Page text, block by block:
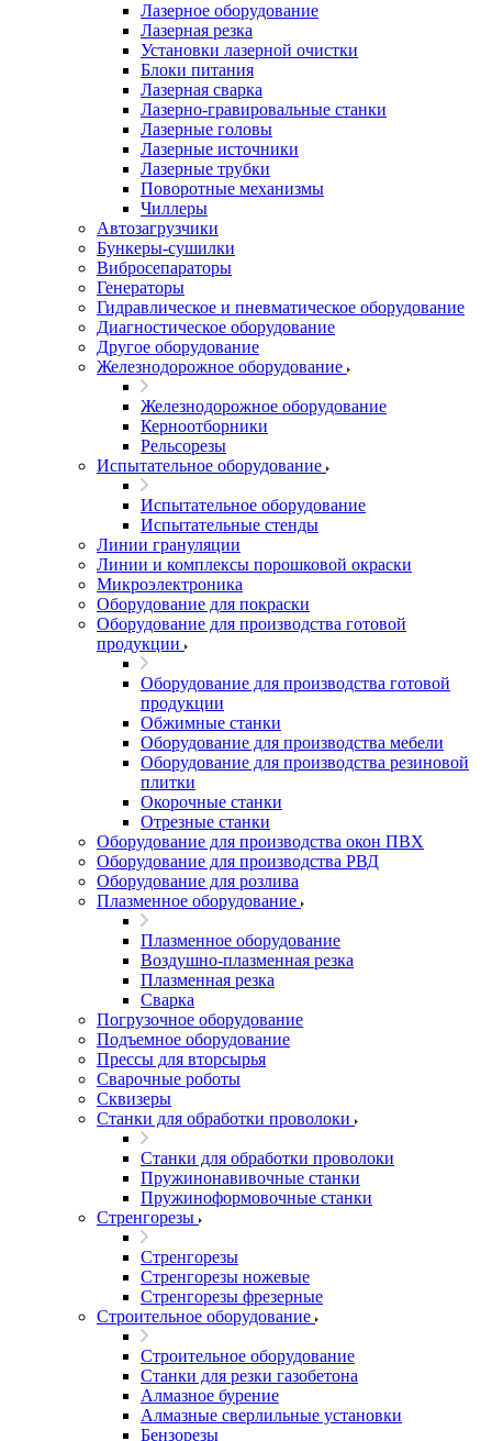
Лазерное оборудование
Лазерная резка
Установки лазерной очистки
Блоки питания
Лазерная сварка
Лазерно-гравировальные станки
Лазерные головы
Лазерные источники
Лазерные трубки
Поворотные механизмы
Чиллеры
Автозагрузчики
Бункеры-сушилки
Вибросепараторы
Генераторы
Гидравлическое и пневматическое оборудование
Диагностическое оборудование
Другое оборудование
Железнодорожное оборудование
Железнодорожное оборудование
Керноотборники
Рельсорезы
Испытательное оборудование
Испытательное оборудование
Испытательные стенды
Линии грануляции
Линии и комплексы порошковой окраски
Микроэлектроника
Оборудование для покраски
Оборудование для производства готовой
продукции
Оборудование для производства готовой
продукции
Обжимные станки
Оборудование для производства мебели
Оборудование для производства резиновой
плитки
Окорочные станки
Отрезные станки
Оборудование для производства окон ПВХ
Оборудование для производства РВД
Оборудование для розлива
Плазменное оборудование
Плазменное оборудование
Воздушно-плазменная резка
Плазменная резка
Сварка
Погрузочное оборудование
Подъемное оборудование
Прессы для вторсырья
Сварочные роботы
Сквизеры
Станки для обработки проволоки
Станки для обработки проволоки
Пружинонавивочные станки
Пружиноформовочные станки
Стренгорезы
Стренгорезы
Стренгорезы ножевые
Стренгорезы фрезерные
Строительное оборудование
Строительное оборудование
Станки для резки газобетона
Алмазное бурение
Алмазные сверлильные установки
Бензорезы